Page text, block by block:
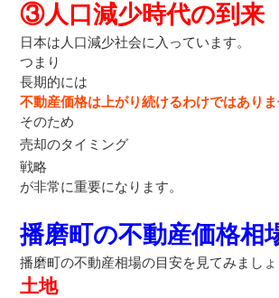
③人口減少時代の到来
日本は人口減少社会に入っています。
つまり
長期的には
不動産価格は上がり続けるわけではありま
そのため
売却のタイミング
戦略
が非常に重要になります。
播磨町の不動産価格相
播磨町の不動産相場の目安を見てみましょ
土地